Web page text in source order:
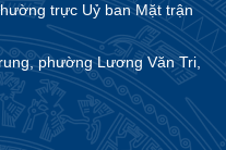
trực Uỷ ban Mặt trận
phường Lương Văn Tri,